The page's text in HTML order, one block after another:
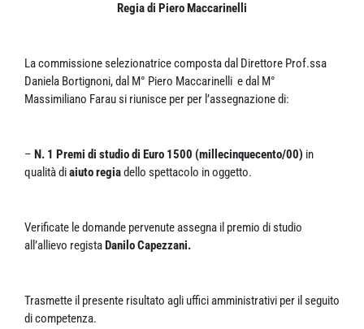
Regia di Piero Maccarinelli
La commissione selezionatrice composta dal Direttore Prof.ssa
Daniela Bortignoni, dal M° Piero Maccarinelli e dal M°
Massimiliano Farau si riunisce per per l’assegnazione di:
– N. 1 Premi di studio di Euro 1500 (millecinquecento/00) in
qualità diaiuto regiadello spettacolo in oggetto.
Verificate le domande pervenute assegna il premio di studio
all’allievo registaDanilo Capezzani.
Trasmette il presente risultato agli uffici amministrativi per il seguito
di competenza.